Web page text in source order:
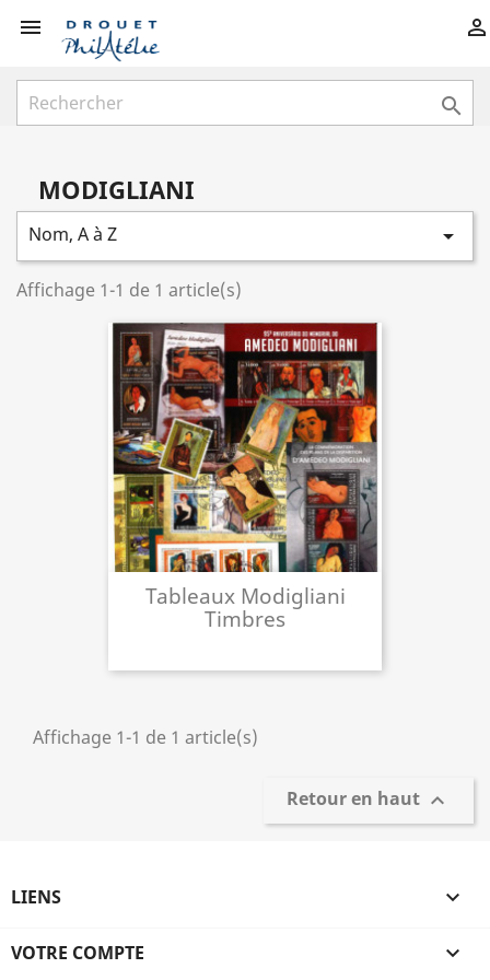
 

MODIGLIANI
Nom, A à Z 
Affichage 1-1 de 1 article(s)
Tableaux Modigliani
Timbres
Affichage 1-1 de 1 article(s)
Retour en haut 
LIENS 
VOTRE COMPTE 